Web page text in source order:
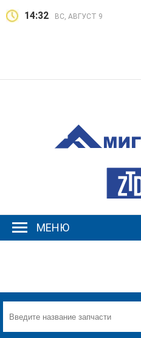
14:32 ВС, АВГУСТ 9
МЕНЮ